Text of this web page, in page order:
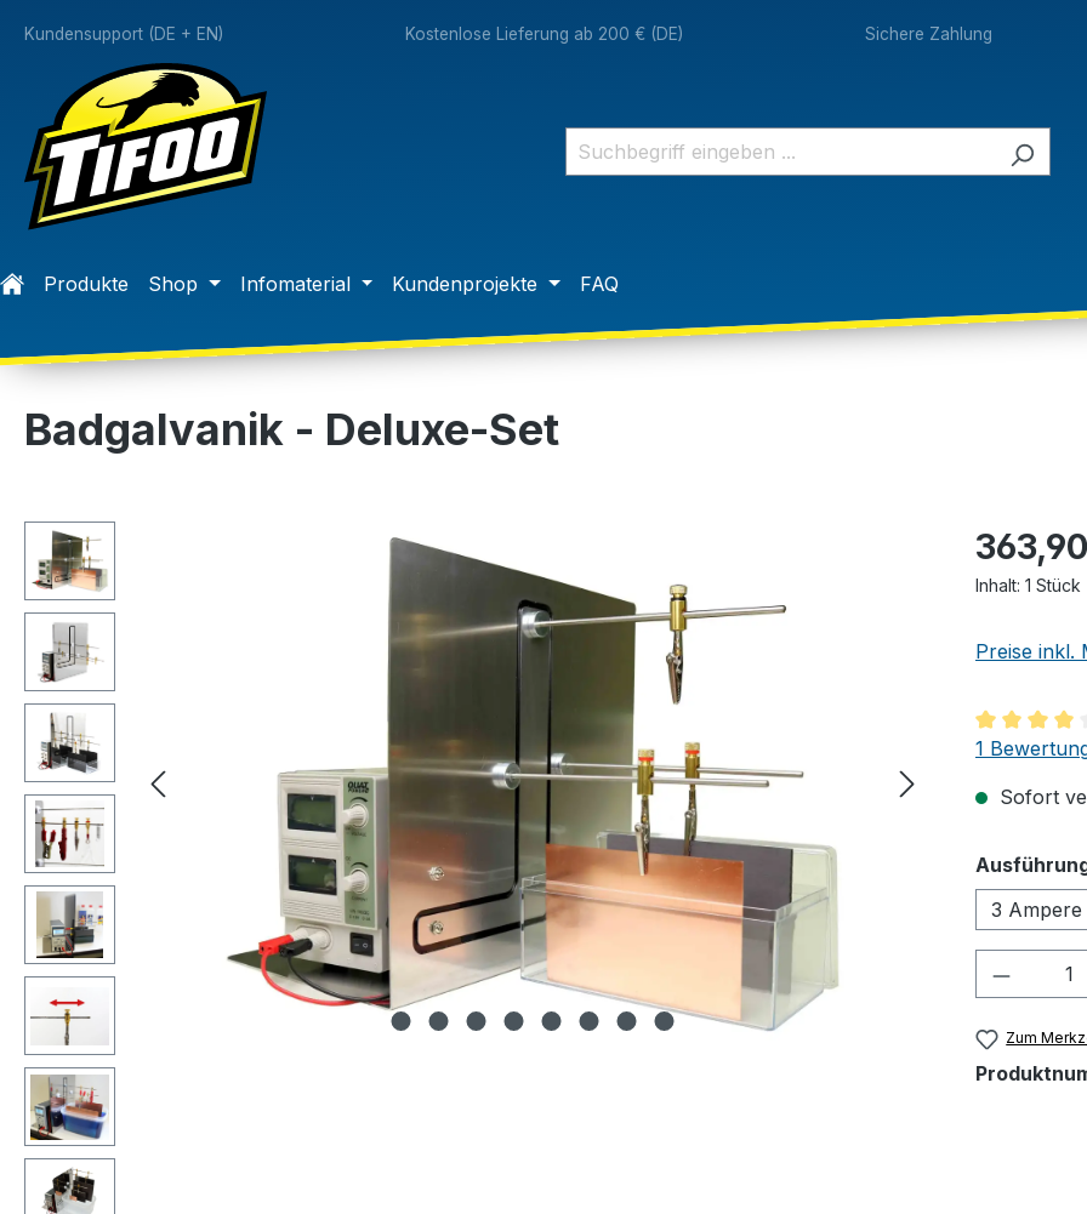
Zur Hauptnavigation springen
Kundensupport (DE + EN) Kostenlose Lieferung ab 200 € (DE) Sichere Zahlung
Produkte Shop Infomaterial Kundenprojekte FAQ
Badgalvanik - Deluxe-Set
Bildergalerie überspringen
Inhalt: 1 Stück
Preise inkl.
1
Sofort
3
Zum